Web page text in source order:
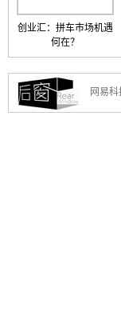
创业汇：拼车市场机遇
何在？
网易